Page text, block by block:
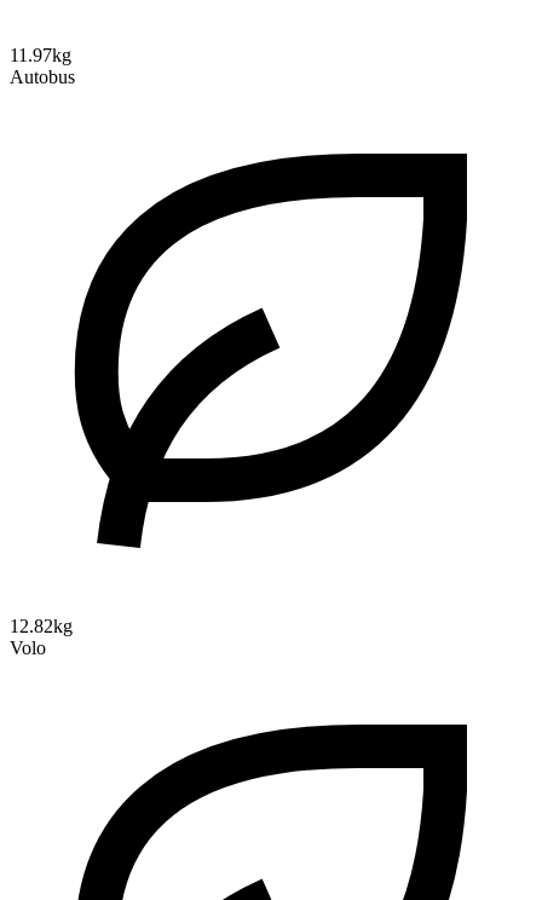
11.97kg
Autobus
12.82kg
Volo